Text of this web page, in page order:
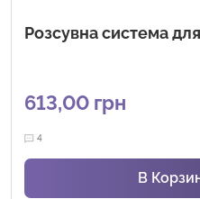
Розсувна система
613,00 грн
4
В